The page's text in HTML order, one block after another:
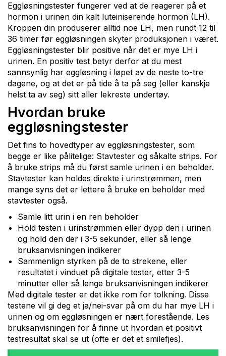
Eggløsningstester fungerer ved at de reagerer på et
hormon i urinen din kalt luteiniserende hormon (LH).
Kroppen din produserer alltid noe LH, men rundt 12 til
36 timer før eggløsningen skyter produksjonen i været.
Eggløsningstester blir positive når det er mye LH i
urinen. En positiv test betyr derfor at du mest
sannsynlig har eggløsning i løpet av de neste to-tre
dagene, og at det er på tide å ta på seg (eller kanskje
helst ta av seg) sitt aller lekreste undertøy.
Hvordan bruke
eggløsningstester
Det fins to hovedtyper av eggløsningstester, som
begge er like pålitelige: Stavtester og såkalte strips. For
å bruke strips må du først samle urinen i en beholder.
Stavtester kan holdes direkte i urinstrømmen, men
mange syns det er lettere å bruke en beholder med
stavtester også.
Samle litt urin i en ren beholder
Hold testen i urinstrømmen eller dypp den i urinen
og hold den der i 3-5 sekunder, eller så lenge
bruksanvisningen indikerer
Sammenlign styrken på de to strekene, eller
resultatet i vinduet på digitale tester, etter 3-5
minutter eller så lenge bruksanvisningen indikerer
Med digitale tester er det ikke rom for tolkning. Disse
testene vil gi deg et ja/nei-svar på om du har mye LH i
urinen og om eggløsningen er nært forestående. Les
bruksanvisningen for å finne ut hvordan et positivt
testresultat skal se ut (ofte er det et smilefjes).